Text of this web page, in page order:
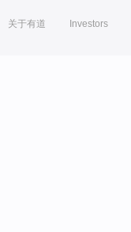
关于有道 Investors